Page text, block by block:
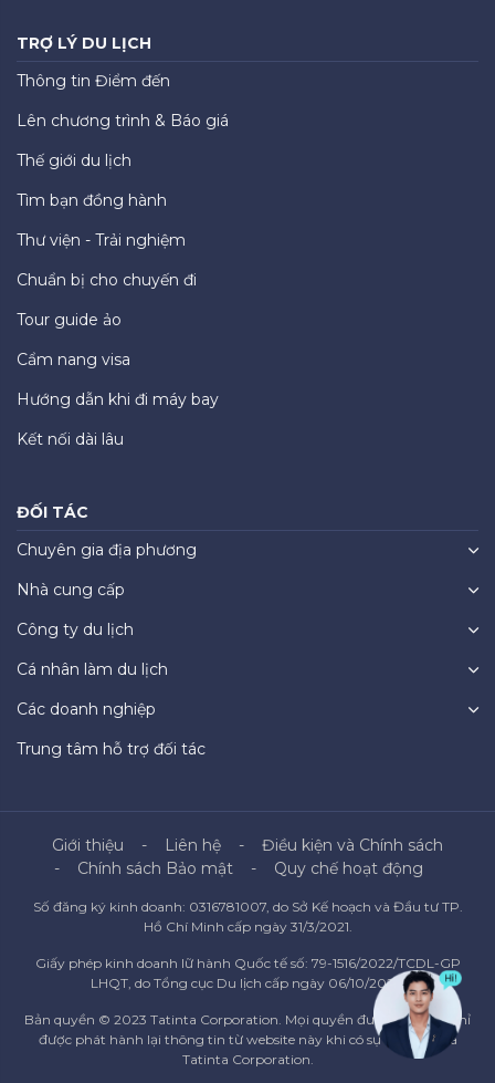
TRỢ LÝ DU LỊCH
Thông tin Điểm đến
Lên chương trình & Báo giá
Thế giới du lịch
Tìm bạn đồng hành
Thư viện - Trải nghiệm
Chuẩn bị cho chuyến đi
Tour guide ảo
Cẩm nang visa
Hướng dẫn khi đi máy bay
Kết nối dài lâu
ĐỐI TÁC
Chuyên gia địa phương
Nhà cung cấp
Công ty du lịch
Cá nhân làm du lịch
Các doanh nghiệp
Trung tâm hỗ trợ đối tác
Giới thiệu Liên hệ
Điều kiện và Chính sách
Chính sách Bảo mật
Quy chế hoạt động
Số đăng ký kinh doanh: 0316781007, do Sở Kế hoạch và Đầu tư TP.
Hồ Chí Minh cấp ngày 31/3/2021.
Giấy phép kinh doanh lữ hành Quốc tế số: 79-1516/2022/TCDL-GP
LHQT, do Tổng cục Du lịch cấp ngày 06/10/2022.
Bản quyền © 2023 Tatinta Corporation. Mọi quyền được bảo lưu. Chỉ
được phát hành lại thông tin từ website này khi có sự đồng ý của
Tatinta Corporation.